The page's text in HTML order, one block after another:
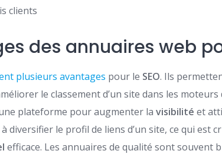
clients
des annuaires web
plusieurs avantages pour le SEO. Ils
le classement d’un site dans les moteurs
plateforme pour augmenter lavisibilité et
diversifier le profil de liens d’un site, ce qui est
efficace. Les annuaires de qualité sont souvent